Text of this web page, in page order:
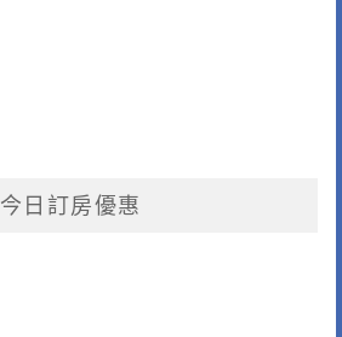
今日訂房優惠